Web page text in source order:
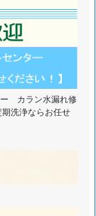
カラン水漏れ修
洗浄ならお任せ